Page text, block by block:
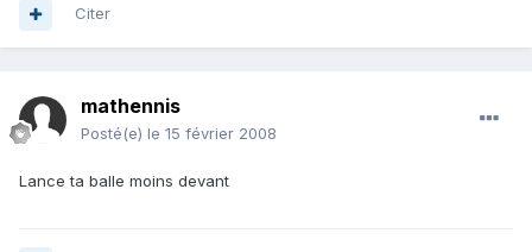
Citer
mathennis
Posté(e) le 15 février 2008
Lance ta balle moins devant